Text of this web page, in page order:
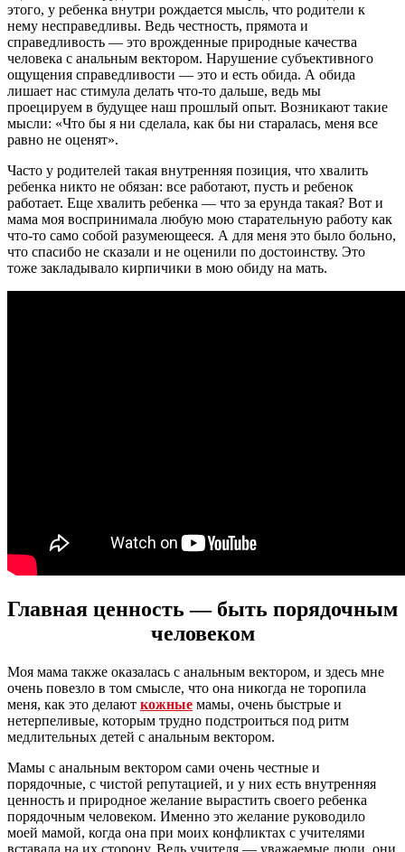
этого, у ребенка внутри рождается мысль, что родители к
нему несправедливы. Ведь честность, прямота и
справедливость — это врожденные природные качества
человека с анальным вектором. Нарушение субъективного
ощущения справедливости — это и есть обида. А обида
лишает нас стимула делать что-то дальше, ведь мы
проецируем в будущее наш прошлый опыт. Возникают такие
мысли: «Что бы я ни сделала, как бы ни старалась, меня все
равно не оценят».
Часто у родителей такая внутренняя позиция, что хвалить
ребенка никто не обязан: все работают, пусть и ребенок
работает. Еще хвалить ребенка — что за ерунда такая? Вот и
мама моя воспринимала любую мою старательную работу как
что-то само собой разумеющееся. А для меня это было больно,
что спасибо не сказали и не оценили по достоинству. Это
тоже закладывало кирпичики в мою обиду на мать.
Главная ценность — быть порядочным
человеком
Моя мама также оказалась с анальным вектором, и здесь мне
очень повезло в том смысле, что она никогда не торопила
меня, как это делают кожные мамы, очень быстрые и
нетерпеливые, которым трудно подстроиться под ритм
медлительных детей с анальным вектором.
Мамы с анальным вектором сами очень честные и
порядочные, с чистой репутацией, и у них есть внутренняя
ценность и природное желание вырастить своего ребенка
порядочным человеком. Именно это желание руководило
моей мамой, когда она при моих конфликтах с учителями
вставала на их сторону. Ведь учителя — уважаемые люди, они